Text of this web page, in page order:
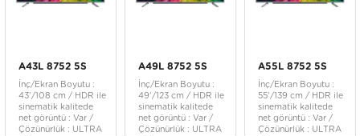
A43L 8752 5S
İnç/Ekran Boyutu :
43'/108 cm / HDR ile
sinematik kalitede
net görüntü : Var /
Çözünürlük : ULTRA
A49L 8752 5S
İnç/Ekran Boyutu :
49'/123 cm / HDR ile
sinematik kalitede
net görüntü : Var /
Çözünürlük : ULTRA
A55L 8752 5S
İnç/Ekran Boyutu :
55'/139 cm / HDR ile
sinematik kalitede
net görüntü : Var /
Çözünürlük : ULTRA